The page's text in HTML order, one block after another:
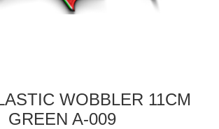
WOBBLER 11CM
GREEN A-009